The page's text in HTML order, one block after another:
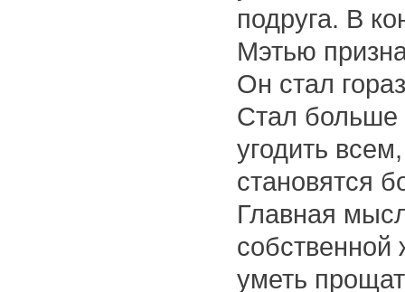
подруга. В
Мэтью
Он стал
Стал больше
угодить
становятся
Главная
уметь